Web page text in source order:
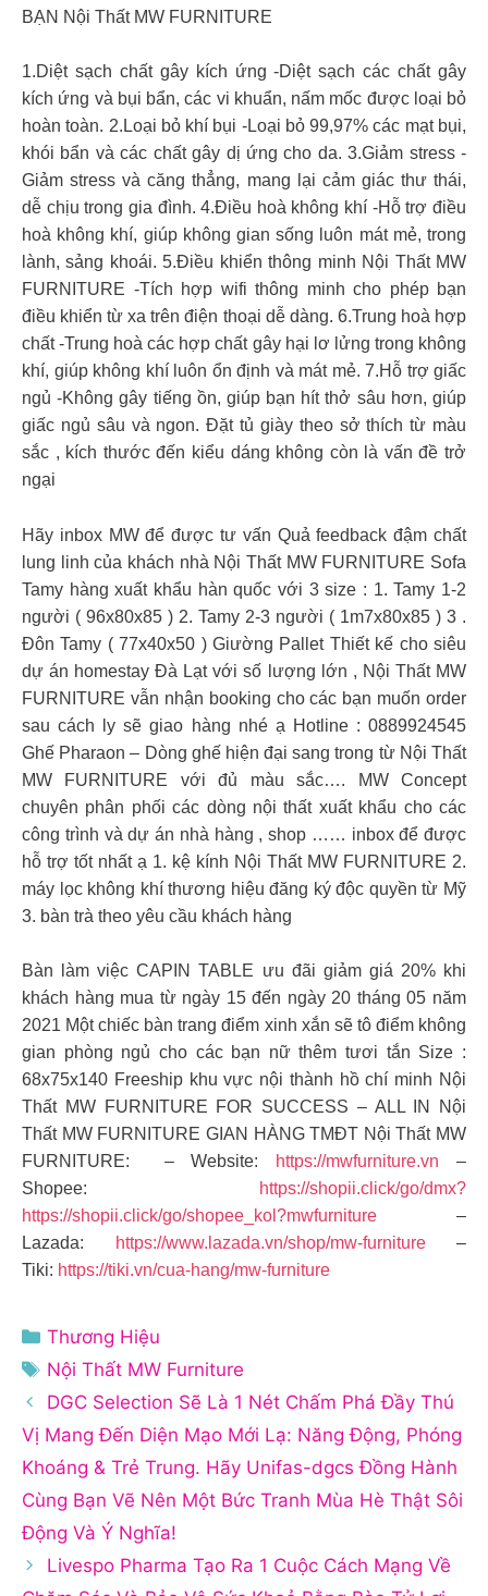
BẠN Nội Thất MW FURNITURE
1.Diệt sạch chất gây kích ứng -Diệt sạch các chất gây
kích ứng và bụi bẩn, các vi khuẩn, nấm mốc được loại bỏ
hoàn toàn. 2.Loại bỏ khí bụi -Loại bỏ 99,97% các mạt bụi,
khói bẩn và các chất gây dị ứng cho da. 3.Giảm stress -
Giảm stress và căng thẳng, mang lại cảm giác thư thái,
dễ chịu trong gia đình. 4.Điều hoà không khí -Hỗ trợ điều
hoà không khí, giúp không gian sống luôn mát mẻ, trong
lành, sảng khoái. 5.Điều khiển thông minh Nội Thất MW
FURNITURE -Tích hợp wifi thông minh cho phép bạn
điều khiển từ xa trên điện thoại dễ dàng. 6.Trung hoà hợp
chất -Trung hoà các hợp chất gây hại lơ lửng trong không
khí, giúp không khí luôn ổn định và mát mẻ. 7.Hỗ trợ giấc
ngủ -Không gây tiếng ồn, giúp bạn hít thở sâu hơn, giúp
giấc ngủ sâu và ngon. Đặt tủ giày theo sở thích từ màu
sắc , kích thước đến kiểu dáng không còn là vấn đề trở
ngại
Hãy inbox MW để được tư vấn Quả feedback đậm chất
lung linh của khách nhà Nội Thất MW FURNITURE Sofa
Tamy hàng xuất khẩu hàn quốc với 3 size : 1. Tamy 1-2
người ( 96x80x85 ) 2. Tamy 2-3 người ( 1m7x80x85 ) 3 .
Đôn Tamy ( 77x40x50 ) Giường Pallet Thiết kế cho siêu
dự án homestay Đà Lạt với số lượng lớn , Nội Thất MW
FURNITURE vẫn nhận booking cho các bạn muốn order
sau cách ly sẽ giao hàng nhé ạ Hotline : 0889924545
Ghế Pharaon – Dòng ghế hiện đại sang trong từ Nội Thất
MW FURNITURE với đủ màu sắc…. MW Concept
chuyên phân phối các dòng nội thất xuất khẩu cho các
công trình và dự án nhà hàng , shop …… inbox để được
hỗ trợ tốt nhất ạ 1. kệ kính Nội Thất MW FURNITURE 2.
máy lọc không khí thương hiệu đăng ký độc quyền từ Mỹ
3. bàn trà theo yêu cầu khách hàng
Bàn làm việc CAPIN TABLE ưu đãi giảm giá 20% khi
khách hàng mua từ ngày 15 đến ngày 20 tháng 05 năm
2021 Một chiếc bàn trang điểm xinh xắn sẽ tô điểm không
gian phòng ngủ cho các bạn nữ thêm tươi tắn Size :
68x75x140 Freeship khu vực nội thành hồ chí minh Nội
Thất MW FURNITURE FOR SUCCESS – ALL IN Nội
Thất MW FURNITURE GIAN HÀNG TMĐT Nội Thất MW
FURNITURE: – Website:
https://mwfurniture.vn –
Shopee:
https://shopii.click/go/dmx?
https://shopii.click/go/shopee_kol?mwfurniture –
Lazada:
https://www.lazada.vn/shop/mw-furniture–
Tiki: https://tiki.vn/cua-hang/mw-furniture
Danh
mục
Thương Hiệu
Thẻ
Nội Thất MW Furniture
DGC Selection Sẽ Là 1 Nét Chấm Phá Đầy Thú
Vị Mang Đến Diện Mạo Mới Lạ: Năng Động, Phóng
Khoáng & Trẻ Trung. Hãy Unifas-dgcs Đồng Hành
Cùng Bạn Vẽ Nên Một Bức Tranh Mùa Hè Thật Sôi
Động Và Ý Nghĩa!
Livespo Pharma Tạo Ra 1 Cuộc Cách Mạng Về